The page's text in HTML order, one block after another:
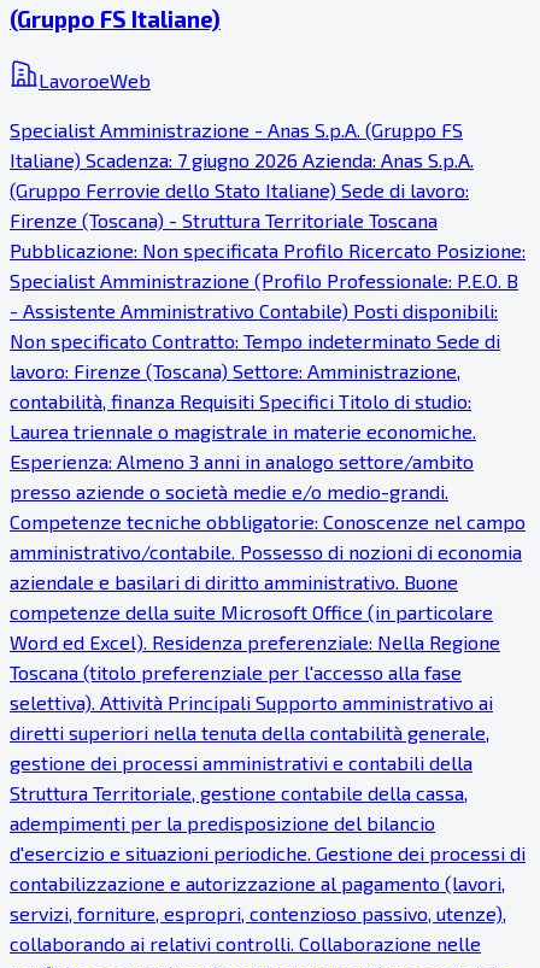
(Gruppo FS Italiane)
LavoroeWeb
Specialist Amministrazione - Anas S.p.A. (Gruppo FS
Italiane) Scadenza: 7 giugno 2026 Azienda: Anas S.p.A.
(Gruppo Ferrovie dello Stato Italiane) Sede di lavoro:
Firenze (Toscana) - Struttura Territoriale Toscana
Pubblicazione: Non specificata Profilo Ricercato Posizione:
Specialist Amministrazione (Profilo Professionale: P.E.O. B
- Assistente Amministrativo Contabile) Posti disponibili:
Non specificato Contratto: Tempo indeterminato Sede di
lavoro: Firenze (Toscana) Settore: Amministrazione,
contabilità, finanza Requisiti Specifici Titolo di studio:
Laurea triennale o magistrale in materie economiche.
Esperienza: Almeno 3 anni in analogo settore/ambito
presso aziende o società medie e/o medio-grandi.
Competenze tecniche obbligatorie: Conoscenze nel campo
amministrativo/contabile. Possesso di nozioni di economia
aziendale e basilari di diritto amministrativo. Buone
competenze della suite Microsoft Office (in particolare
Word ed Excel). Residenza preferenziale: Nella Regione
Toscana (titolo preferenziale per l'accesso alla fase
selettiva). Attività Principali Supporto amministrativo ai
diretti superiori nella tenuta della contabilità generale,
gestione dei processi amministrativi e contabili della
Struttura Territoriale, gestione contabile della cassa,
adempimenti per la predisposizione del bilancio
d'esercizio e situazioni periodiche. Gestione dei processi di
contabilizzazione e autorizzazione al pagamento (lavori,
servizi, forniture, espropri, contenzioso passivo, utenze),
collaborando ai relativi controlli. Collaborazione nelle